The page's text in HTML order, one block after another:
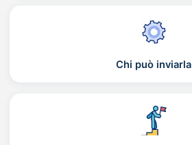
Chi può inviarla